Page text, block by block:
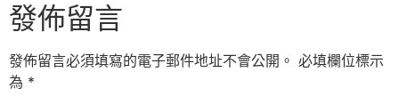
發佈留言
發佈留言必須填寫的電子郵件地址不會公開。 必填欄位標示
為 *